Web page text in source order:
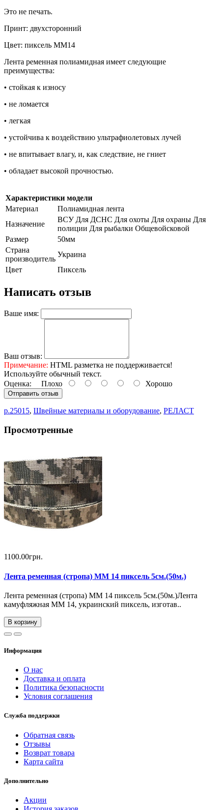
Это не печать.
Принт: двухсторонний
Цвет: пиксель ММ14
Лента ременная полиамидная имеет следующие
преимущества:
• стойкая к износу
• не ломается
• легкая
• устойчива к воздействию ультрафиолетовых лучей
• не впитывает влагу, и, как следствие, не гниет
• обладает высокой прочностью.
Характеристики модели
Материал
Полиамидная лента
Назначение
ВСУ Для ДСНС Для охоты Для охраны Для
полиции Для рыбалки Общевойсковой
Размер
50мм
Страна
производитель
Украина
Цвет
Пиксель
Написать отзыв
Ваше имя:
Ваш отзыв:
Примечание: HTML разметка не поддерживается!
Используйте обычный текст.
Оценка: Плохо Хорошо
Отправить отзыв
р.25015, Швейные материалы и оборудование, РЕЛАСТ
Просмотренные
1100.00грн.
Лента ременная (стропа) ММ 14 пиксель 5см.(50м.)
Лента ременная (стропа) ММ 14 пиксель 5см.(50м.)Лента
камуфляжная ММ 14, украинский пиксель, изготав..
В корзину
Информация
О нас
Доставка и оплата
Политика безопасности
Условия соглашения
Служба поддержки
Обратная связь
Отзывы
Возврат товара
Карта сайта
Дополнительно
Акции